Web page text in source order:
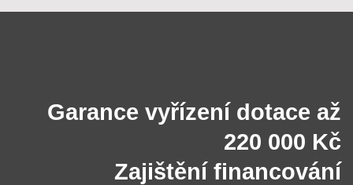
Garance vyřízení dotace až
220 000 Kč
Zajištění financování